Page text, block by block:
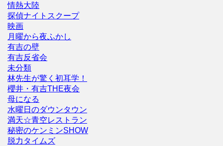
情熱大陸
探偵ナイトスクープ
映画
月曜から夜ふかし
有吉の壁
有吉反省会
未分類
林先生が驚く初耳学！
櫻井・有吉THE夜会
母になる
水曜日のダウンタウン
満天☆青空レストラン
秘密のケンミンSHOW
脱力タイムズ